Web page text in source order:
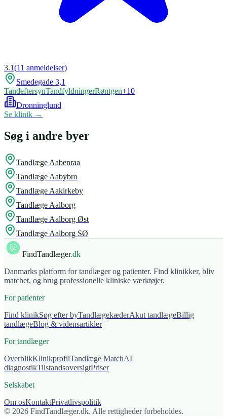
3.1(11 anmeldelser)
Smedegade 3,1
TandeftersynTandfyldningerRøntgen+10
Dronninglund
Se klinik →
Søg i andre byer
Tandlæge Aabenraa
Tandlæge Aabybro
Tandlæge Aakirkeby
Tandlæge Aalborg
Tandlæge Aalborg Øst
Tandlæge Aalborg SØ
FindTandlæger.dk
Danmarks platform for tandlæger og patienter. Find klinikker, bliv
matchet, og brug professionelle kliniske værktøjer.
For patienter
Find klinikSøg efter byTandlægekæderAkut tandlægeBillig
tandlægeBlog & vidensartikler
For tandlæger
OverblikKlinikprofilTandlæge MatchAI
diagnostikTilstandsoversigtPriser
Selskabet
Om osKontaktPrivatlivspolitik
© 2026 FindTandlæger.dk. Alle rettigheder forbeholdes.